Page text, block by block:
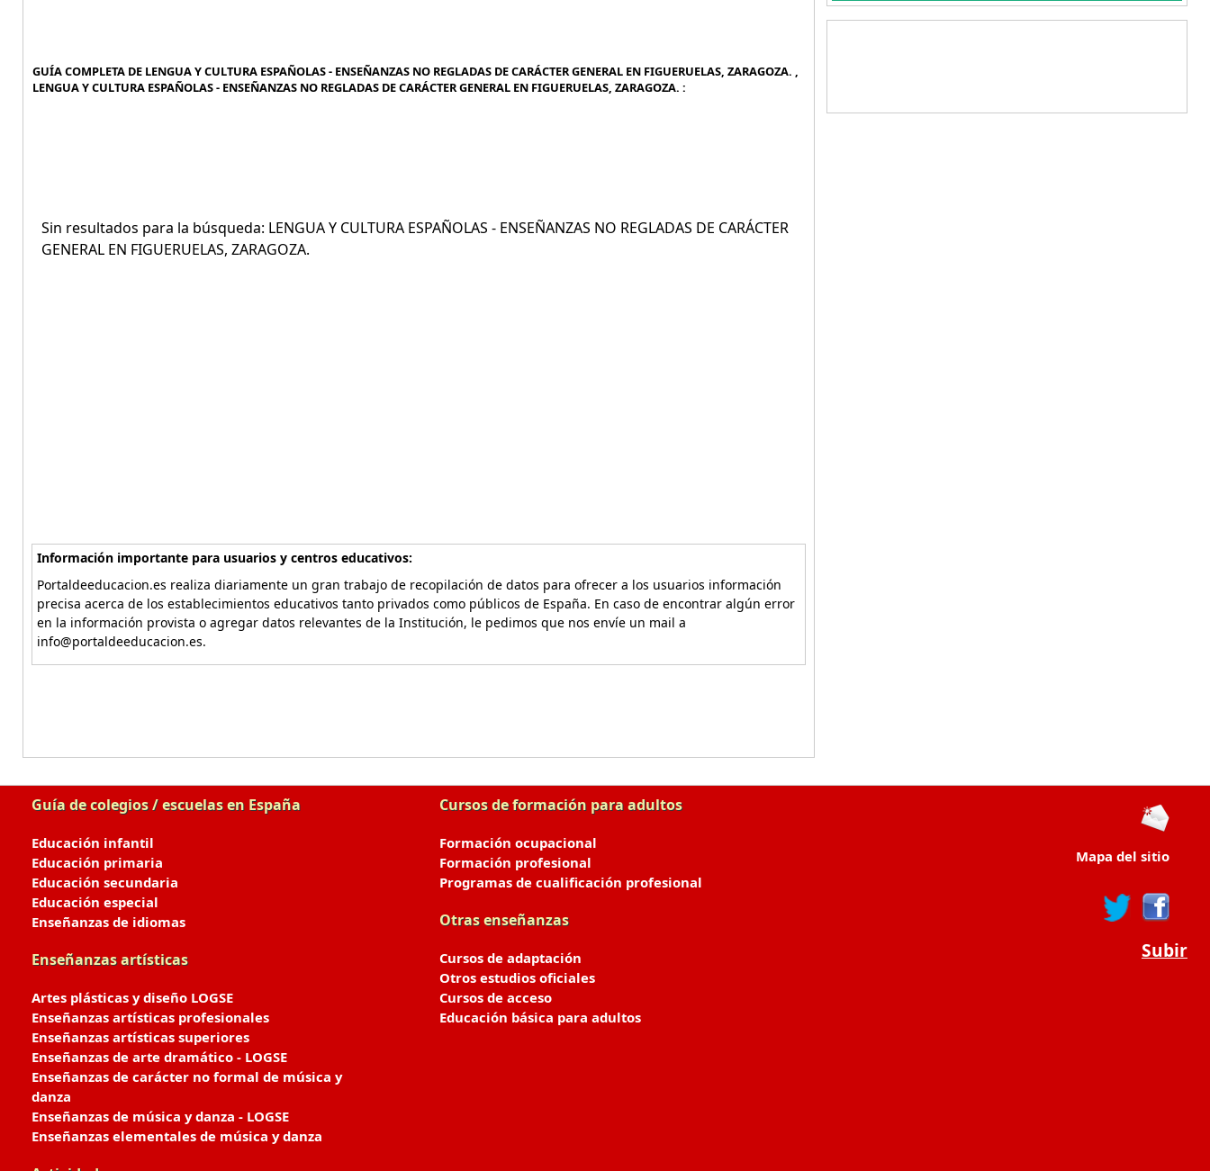
GUÍA COMPLETA DE LENGUA Y CULTURA ESPAÑOLAS - ENSEÑANZAS NO REGLADAS DE CARÁCTER GENERAL EN FIGUERUELAS, ZARAGOZA. ,
LENGUA Y CULTURA ESPAÑOLAS - ENSEÑANZAS NO REGLADAS DE CARÁCTER GENERAL EN FIGUERUELAS, ZARAGOZA. :
Sin resultados para la búsqueda: LENGUA Y CULTURA ESPAÑOLAS - ENSEÑANZAS NO REGLADAS DE CARÁCTER
GENERAL EN FIGUERUELAS, ZARAGOZA.
Información importante para usuarios y centros educativos:
Portaldeeducacion.es realiza diariamente un gran trabajo de recopilación de datos para ofrecer a los usuarios información
precisa acerca de los establecimientos educativos tanto privados como públicos de España. En caso de encontrar algún error
en la información provista o agregar datos relevantes de la Institución, le pedimos que nos envíe un mail a
info@portaldeeducacion.es.
Guía de colegios / escuelas en España
Educación infantil
Educación primaria
Educación secundaria
Educación especial
Enseñanzas de idiomas
Enseñanzas artísticas
Artes plásticas y diseño LOGSE
Enseñanzas artísticas profesionales
Enseñanzas artísticas superiores
Enseñanzas de arte dramático - LOGSE
Enseñanzas de carácter no formal de música y
danza
Enseñanzas de música y danza - LOGSE
Enseñanzas elementales de música y danza
Cursos de formación para adultos
Formación ocupacional
Formación profesional
Programas de cualificación profesional
Otras enseñanzas
Cursos de adaptación
Otros estudios oficiales
Cursos de acceso
Educación básica para adultos
Mapa del sitio
Subir